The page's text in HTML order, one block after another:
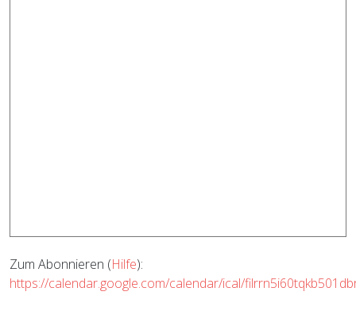
Zum Abonnieren (Hilfe):
https://calendar.google.com/calendar/ical/